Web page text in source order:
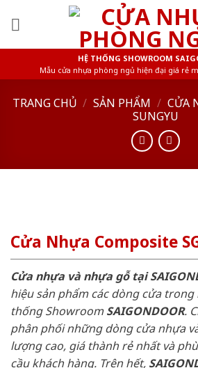
HỆ THỐNG SHOWROOM
Mẫu cửa nhựa phòng ngủ hiện đại giá rẻ
TRANG CHỦ / SẢN PHẨM / CỬA
SUNGYU
Cửa Nhựa Composite
Cửa nhựa và nhựa gỗ tại
hiệu sản phẩm các dòng cửa trong
thống ShowroomSAIGONDOOR.
phân phối những dòng cửa nhựa
lượng cao, giá thành rẻ nhất và
cầu khách hàng. Trên hết,